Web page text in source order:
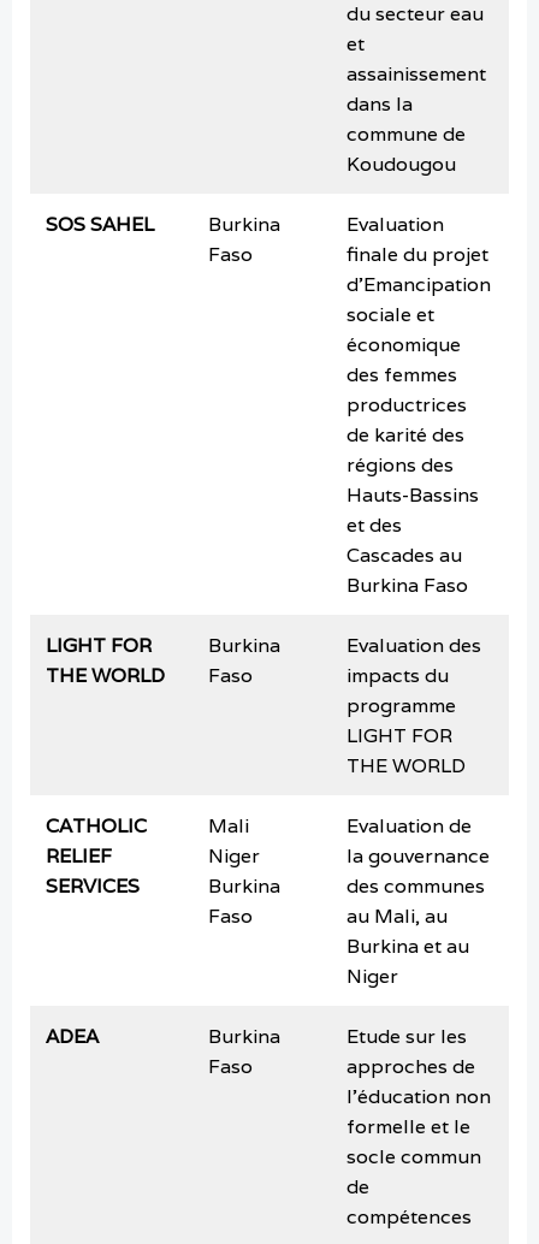
du secteur eau
et
assainissement
dans la
commune de
Koudougou
SOS SAHEL
Burkina
Faso
Evaluation
finale du projet
d’Emancipation
sociale et
économique
des femmes
productrices
de karité des
régions des
Hauts-Bassins
et des
Cascades au
Burkina Faso
LIGHT FOR
THE WORLD
Burkina
Faso
Evaluation des
impacts du
programme
LIGHT FOR
THE WORLD
CATHOLIC
RELIEF
SERVICES
Mali
Niger
Burkina
Faso
Evaluation de
la gouvernance
des communes
au Mali, au
Burkina et au
Niger
ADEA
Burkina
Faso
Etude sur les
approches de
l’éducation non
formelle et le
socle commun
de
compétences